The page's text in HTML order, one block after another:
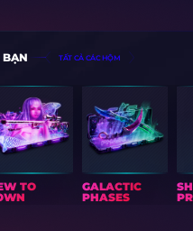
BẠN TẤT CẢ CÁC HỘM
TO
GALACTIC
PHASES